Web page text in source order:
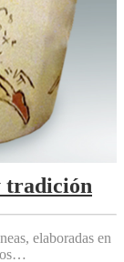
tradición
elaboradas en